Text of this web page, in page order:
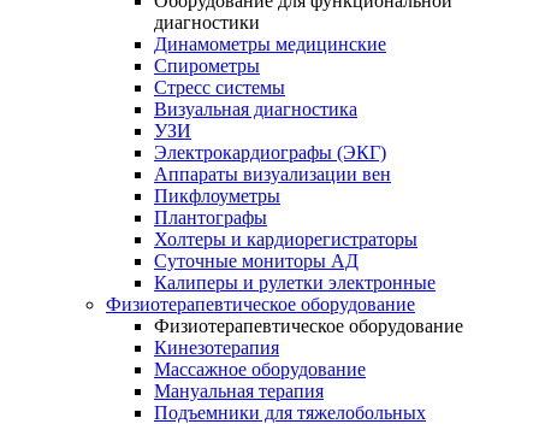
диагностики
Динамометры медицинские
Спирометры
Стресс системы
Визуальная диагностика
УЗИ
Электрокардиографы (ЭКГ)
Аппараты визуализации вен
Пикфлоуметры
Плантографы
Холтеры и кардиорегистраторы
Суточные мониторы АД
Калиперы и рулетки электронные
Физиотерапевтическое оборудование
Физиотерапевтическое оборудование
Кинезотерапия
Массажное оборудование
Мануальная терапия
Подъемники для тяжелобольных